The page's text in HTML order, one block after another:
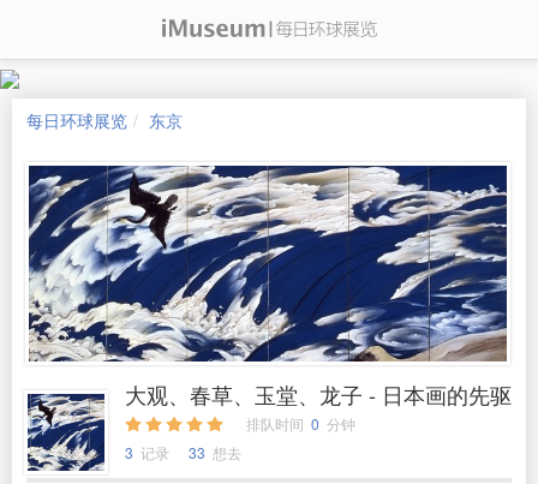
每日环球展览 东京
大观、春草、玉堂、龙子 - 日本画的先驱
排队时间 0 分钟
3 记录 33 想去